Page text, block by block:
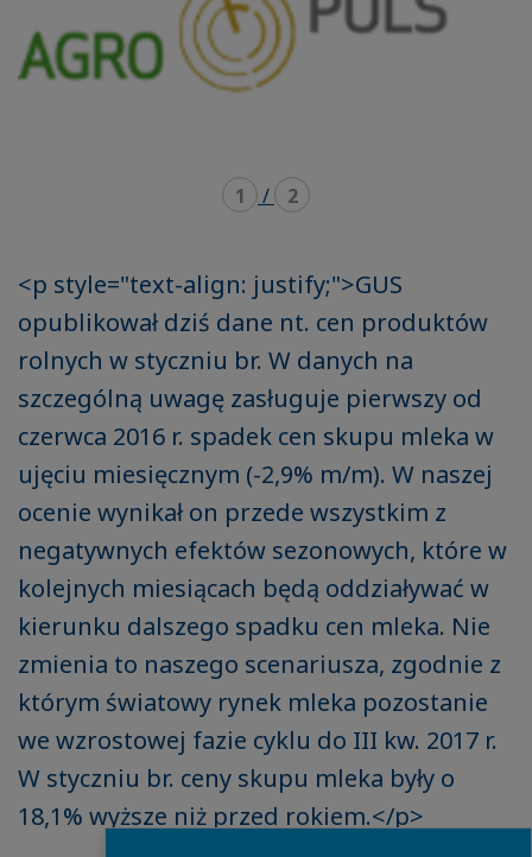
1 / 2
<p style="text-align: justify;">GUS
opublikował dziś dane nt. cen produktów
rolnych w styczniu br. W danych na
szczególną uwagę zasługuje pierwszy od
czerwca 2016 r. spadek cen skupu mleka w
ujęciu miesięcznym (-2,9% m/m). W naszej
ocenie wynikał on przede wszystkim z
negatywnych efektów sezonowych, które w
kolejnych miesiącach będą oddziaływać w
kierunku dalszego spadku cen mleka. Nie
zmienia to naszego scenariusza, zgodnie z
którym światowy rynek mleka pozostanie
we wzrostowej fazie cyklu do III kw. 2017 r.
W styczniu br. ceny skupu mleka były o
18,1% wyższe niż przed rokiem.</p>